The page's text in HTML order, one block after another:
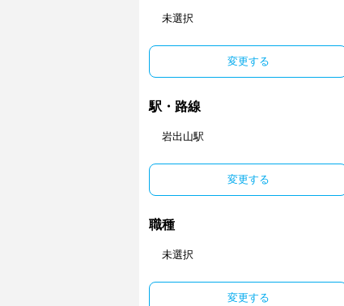
未選択
変更する
駅・路線
岩出山駅
変更する
職種
未選択
変更する